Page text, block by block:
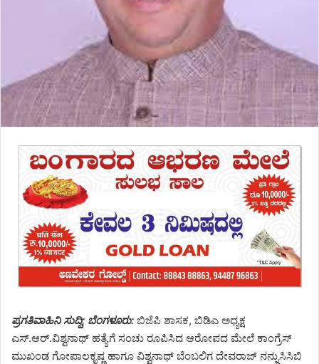
ಪ್ರಗತಿವಾಹಿನಿ ಸುದ್ದಿ; ಬೆಂಗಳೂರು: ಬಿಜೆಪಿ ಶಾಸಕ, ಬಿಡಿಎ ಅಧ್ಯಕ್ಷ
ಎಸ್.ಆರ್.ವಿಶ್ವನಾಥ್ ಹತ್ಯೆಗೆ ಸಂಚು ರೂಪಿಸಿದ ಆರೋಪದ ಮೇಲೆ ಕಾಂಗ್ರೆಸ್
ಮುಖಂಡ ಗೋಪಾಲಕೃಷ್ಣ ಹಾಗೂ ವಿಶ್ವನಾಥ್ ಬೆಂಬಲಿಗ ದೇವರಾಜ್ ನನ್ನುಸಿಸಿಬಿ